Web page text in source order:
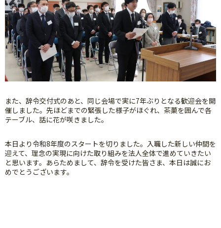
また、辞令交付式のあと、同じ会場で実に7年ぶりとなる歓迎会を開
催しました。先ほどまでの緊張した様子がほぐれ、茶菓を囲んで各
テーブル、話に花が咲きました。
本日より令和8年度のスタートを切りました。入職した新しい仲間を
迎えて、理念の実現に向けた取り組みを法人全体で進めていきたい
と思います。あらためまして、辞令を受けた皆さま、本日は誠にお
めでとうございます。